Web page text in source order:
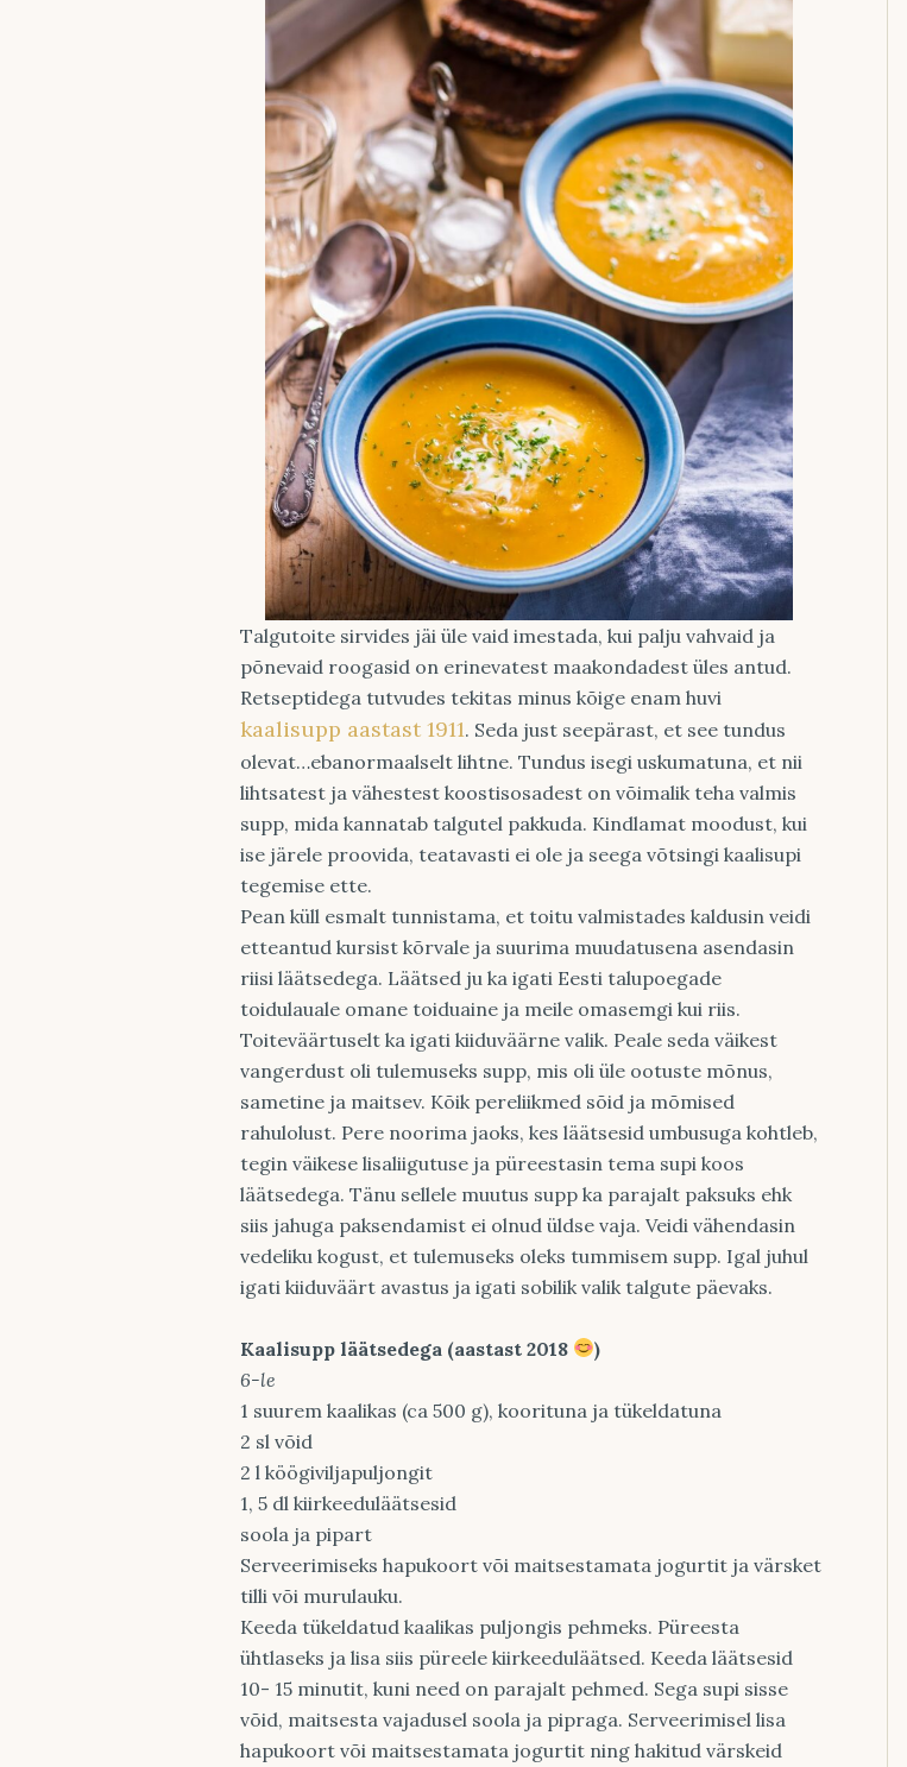
Talgutoite sirvides jäi üle vaid imestada, kui palju vahvaid ja
põnevaid roogasid on erinevatest maakondadest üles antud.
Retseptidega tutvudes tekitas minus kõige enam huvi
kaalisupp aastast 1911. Seda just seepärast, et see tundus
olevat…ebanormaalselt lihtne. Tundus isegi uskumatuna, et nii
lihtsatest ja vähestest koostisosadest on võimalik teha valmis
supp, mida kannatab talgutel pakkuda. Kindlamat moodust, kui
ise järele proovida, teatavasti ei ole ja seega võtsingi kaalisupi
tegemise ette.
Pean küll esmalt tunnistama, et toitu valmistades kaldusin veidi
etteantud kursist kõrvale ja suurima muudatusena asendasin
riisi läätsedega. Läätsed ju ka igati Eesti talupoegade
toidulauale omane toiduaine ja meile omasemgi kui riis.
Toiteväärtuselt ka igati kiiduväärne valik. Peale seda väikest
vangerdust oli tulemuseks supp, mis oli üle ootuste mõnus,
sametine ja maitsev. Kõik pereliikmed sõid ja mõmised
rahulolust. Pere noorima jaoks, kes läätsesid umbusuga kohtleb,
tegin väikese lisaliigutuse ja püreestasin tema supi koos
läätsedega. Tänu sellele muutus supp ka parajalt paksuks ehk
siis jahuga paksendamist ei olnud üldse vaja. Veidi vähendasin
vedeliku kogust, et tulemuseks oleks tummisem supp. Igal juhul
igati kiiduväärt avastus ja igati sobilik valik talgute päevaks.
Kaalisupp läätsedega (aastast 2018
)
6-le
1 suurem kaalikas (ca 500 g), koorituna ja tükeldatuna
2 sl võid
2 l köögiviljapuljongit
1, 5 dl kiirkeeduläätsesid
soola ja pipart
Serveerimiseks hapukoort või maitsestamata jogurtit ja värsket
tilli või murulauku.
Keeda tükeldatud kaalikas puljongis pehmeks. Püreesta
ühtlaseks ja lisa siis püreele kiirkeeduläätsed. Keeda läätsesid
10- 15 minutit, kuni need on parajalt pehmed. Sega supi sisse
võid, maitsesta vajadusel soola ja pipraga. Serveerimisel lisa
hapukoort või maitsestamata jogurtit ning hakitud värskeid